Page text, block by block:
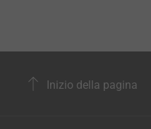
Inizio della pagina